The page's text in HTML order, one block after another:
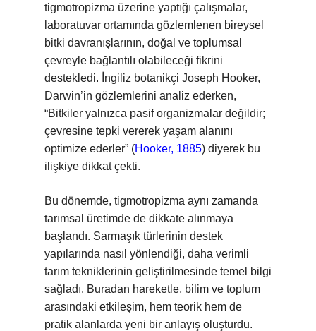
tigmotropizma üzerine yaptığı çalışmalar,
laboratuvar ortamında gözlemlenen bireysel
bitki davranışlarının, doğal ve toplumsal
çevreyle bağlantılı olabileceği fikrini
destekledi. İngiliz botanikçi Joseph Hooker,
Darwin’in gözlemlerini analiz ederken,
“Bitkiler yalnızca pasif organizmalar değildir;
çevresine tepki vererek yaşam alanını
optimize ederler” (Hooker, 1885) diyerek bu
ilişkiye dikkat çekti.
Bu dönemde, tigmotropizma aynı zamanda
tarımsal üretimde de dikkate alınmaya
başlandı. Sarmaşık türlerinin destek
yapılarında nasıl yönlendiği, daha verimli
tarım tekniklerinin geliştirilmesinde temel bilgi
sağladı. Buradan hareketle, bilim ve toplum
arasındaki etkileşim, hem teorik hem de
pratik alanlarda yeni bir anlayış oluşturdu.